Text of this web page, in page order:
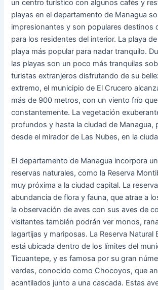
un centro turístico con algunos cafés y
playas en el departamento de Managua
impresionantes y son populares destinos
para los residentes del interior. La playa
playa más popular para nadar tranquilo.
las playas son un poco más tranquilas
turistas extranjeros disfrutando de su
extremo, el municipio de El Crucero
más de 900 metros, con un viento frío
constantemente. La vegetación
profundos y hasta la ciudad de Managua,
desde el mirador de Las Nubes, en la
El departamento de Managua incorpora
reservas naturales, como la Reserva
muy próxima a la ciudad capital. La
abundancia de flora y fauna, que atrae a
la observación de aves con sus aves de
visitantes también podrán ver monos,
lagartijas y mariposas. La Reserva Natural
está ubicada dentro de los límites del
Ticuantepe, y es famosa por su gran
verdes, conocido como Chocoyos, que
acantilados junto a una cascada. Estas